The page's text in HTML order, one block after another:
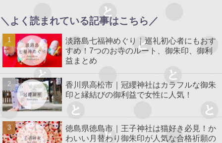
＼よく読まれている記事はこちら／
淡路島七福神めぐり｜巡礼初心者にもおす
すめ！7つのお寺のルート、御朱印、御利
益まとめ
香川県高松市｜冠纓神社はカラフルな御朱
印と縁結びの御利益で女性に人気！
徳島県徳島市｜王子神社は猫好き必見！か
わいい月替わり御朱印が人気な合格祈願の